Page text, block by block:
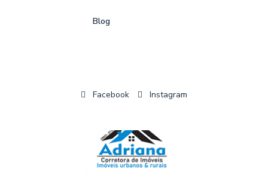
Blog
Facebook Instagram